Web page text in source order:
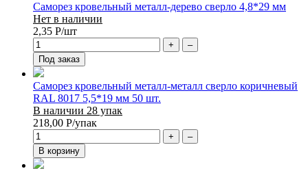
Саморез кровельный металл-дерево сверло 4,8*29 мм
Нет в наличии
2,35 Р/шт
+
–
Под заказ
Саморез кровельный металл-металл сверло коричневый
RAL 8017 5,5*19 мм 50 шт.
В наличии 28 упак
218,00 Р/упак
+
–
В корзину